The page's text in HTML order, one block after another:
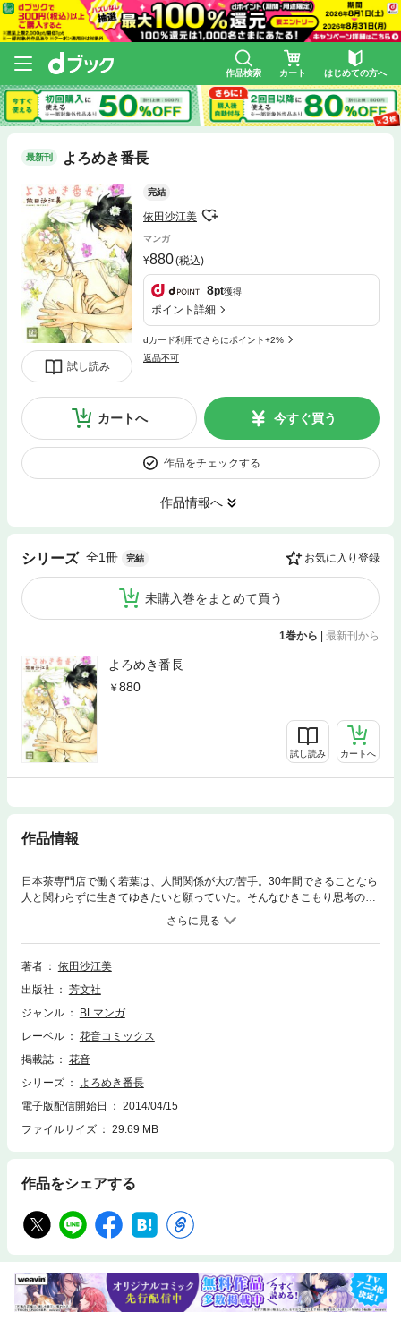
作品検索 カート はじめての方へ
最新刊 よろめき番長
試し読み
完結
依田沙江美
マンガ
880(税込)
8pt獲得
ポイント詳細
dカード利用でさらにポイント+2%
返品不可
カートへ 今すぐ買う
作品をチェックする
作品情報へ
シリーズ 全1冊 完結 お気に入り登録
未購入巻をまとめて買う
1巻から | 最新刊から
よろめき番長
880
試し読み カートへ
作品情報
日本茶専門店で働く若葉は、人間関係が大の苦手。30年間できることなら
人と関わらずに生きてゆきたいと願っていた。そんなひきこもり思考の若
葉に一目惚れをしたのは、社交的な年下男子・吉川。「俺と付き合って下
さい」と突然の告白を受け、経験の浅い若葉の頭はパンク寸前…!? 難攻不
落な若葉に、吉川の愛が入り込む余地はあるのか!? 描き下ろし後日談はた
っぷり22ページ★
著者
依田沙江美
出版社
芳文社
ジャンル
BLマンガ
レーベル
花音コミックス
掲載誌
花音
シリーズ
よろめき番長
電子版配信開始日
2014/04/15
ファイルサイズ
29.69 MB
作品をシェアする